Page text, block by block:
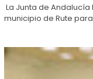
La Junta de Andalucía
municipio de Rute